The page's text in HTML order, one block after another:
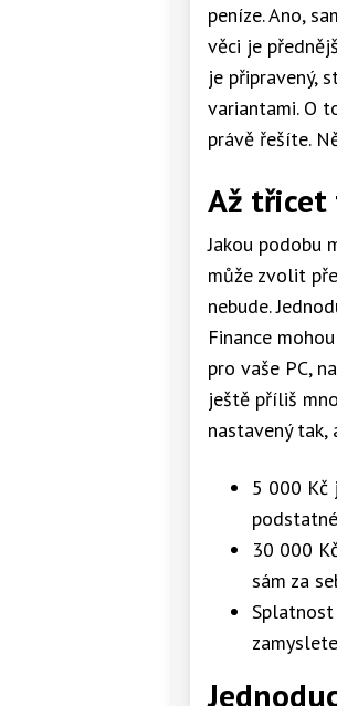
peníze. Ano,
věci je
je připravený,
variantami. O
právě řešíte.
Až třicet
Jakou podobu
může zvolit
nebude.
Finance
pro vaše PC,
ještě příliš
nastavený
5 000 Kč
30 000
sám za